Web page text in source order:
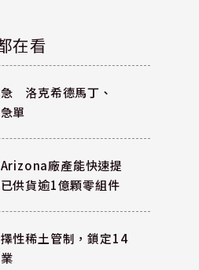
在看
洛克希德馬丁、
單
廠產能快速提
供貨逾1億顆零組件
性稀土管制，鎖定14